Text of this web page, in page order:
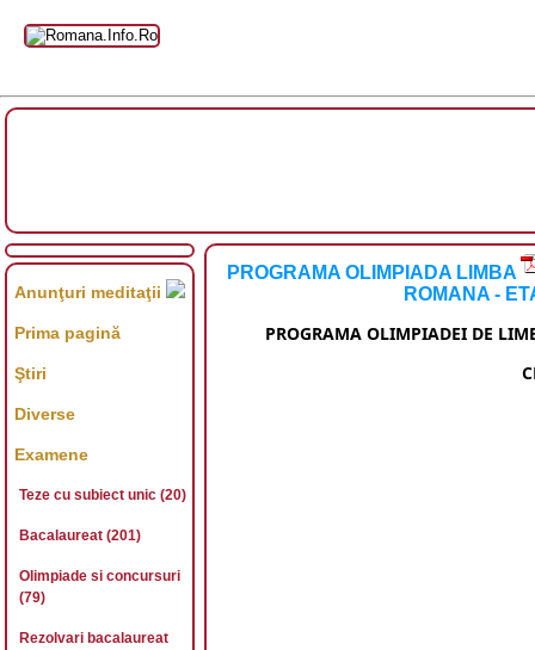
PROGRAMA OLIMPIADA LIMBA
ROMANA -
PROGRAMA OLIMPIADEI DE
Anunţuri meditaţii
Prima pagină
Ştiri
Diverse
Examene
Teze cu subiect unic (20)
Bacalaureat (201)
Olimpiade si concursuri
(79)
Rezolvari bacalaureat